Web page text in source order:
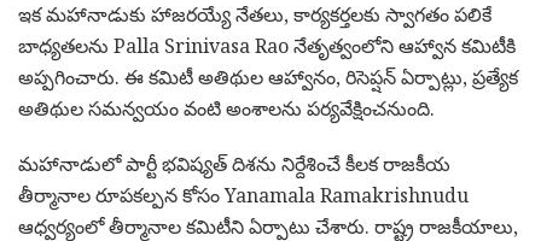
ఇక మహానాడుకు హాజరయ్యే నేతలు, కార్యకర్తలకు స్వాగతం పలికే
బాధ్యతలను Palla Srinivasa Raoనేతృత్వంలోని ఆహ్వాన కమిటీకి
అప్పగించారు. ఈ కమిటీ అతిథుల ఆహ్వానం, రిసెప్షన్ ఏర్పాట్లు, ప్రత్యేక
అతిథుల సమన్వయం వంటి అంశాలను పర్యవేక్షించనుంది.
మహానాడులో పార్టీ భవిష్యత్ దిశను నిర్దేశించే కీలక రాజకీయ
తీర్మానాల రూపకల్పన కోసంYanamala Ramakrishnudu
ఆధ్వర్యంలో తీర్మానాల కమిటీని ఏర్పాటు చేశారు. రాష్ట్ర రాజకీయాలు,